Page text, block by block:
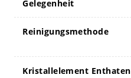
Gelegenheit
Reinigungsmethode
Kristallelement Enthaten